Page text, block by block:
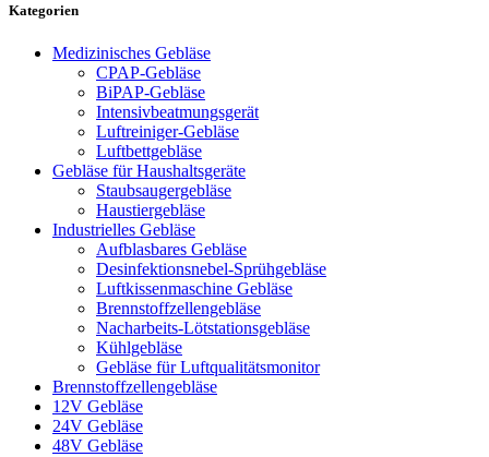
Kategorien
Medizinisches Gebläse
CPAP-Gebläse
BiPAP-Gebläse
Intensivbeatmungsgerät
Luftreiniger-Gebläse
Luftbettgebläse
Gebläse für Haushaltsgeräte
Staubsaugergebläse
Haustiergebläse
Industrielles Gebläse
Aufblasbares Gebläse
Desinfektionsnebel-Sprühgebläse
Luftkissenmaschine Gebläse
Brennstoffzellengebläse
Nacharbeits-Lötstationsgebläse
Kühlgebläse
Gebläse für Luftqualitätsmonitor
Brennstoffzellengebläse
12V Gebläse
24V Gebläse
48V Gebläse